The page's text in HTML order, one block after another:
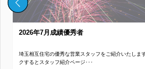
2026年7月成績優秀者
埼玉相互住宅の優秀な営業スタッフをご紹介いたしま
クするとスタッフ紹介ページ･･･